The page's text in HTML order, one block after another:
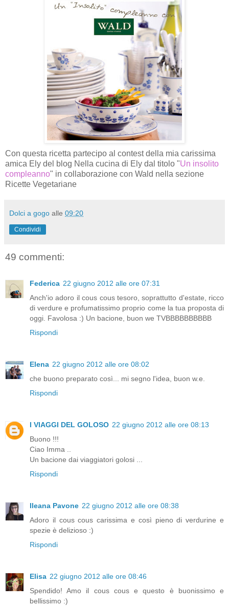
Con questa ricetta partecipo al contest della mia carissima
amica Ely del blog Nella cucina di Ely dal titolo "Un insolito
compleanno" in collaborazione con Wald nella sezione
Ricette Vegetariane
Dolci a gogo alle 09:20
Condividi
49 commenti:
Federica 22 giugno 2012 alle ore 07:31
Anch'io adoro il cous cous tesoro, soprattutto d'estate, ricco
di verdure e profumatissimo proprio come la tua proposta di
oggi. Favolosa :) Un bacione, buon we TVBBBBBBBBBB
Rispondi
Elena 22 giugno 2012 alle ore 08:02
che buono preparato così... mi segno l'idea, buon w.e.
Rispondi
I VIAGGI DEL GOLOSO 22 giugno 2012 alle ore 08:13
Buono !!!
Ciao Imma ..
Un bacione dai viaggiatori golosi ...
Rispondi
Ileana Pavone 22 giugno 2012 alle ore 08:38
Adoro il cous cous carissima e così pieno di verdurine e
spezie è delizioso :)
Rispondi
Elisa 22 giugno 2012 alle ore 08:46
Spendido! Amo il cous cous e questo è buonissimo e
bellissimo :)